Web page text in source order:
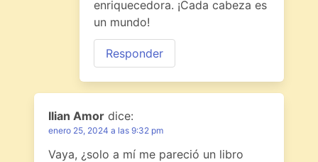
enriquecedora. ¡Cada cabeza es
un mundo!
Responder
Ilian Amor dice:
enero 25, 2024 a las 9:32 pm
Vaya, ¿solo a mí me pareció un libro